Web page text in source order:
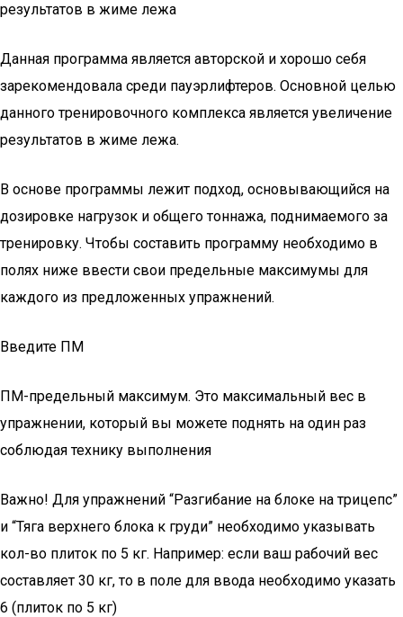
результатов в жиме лежа
Данная программа является авторской и хорошо себя
зарекомендовала среди пауэрлифтеров. Основной целью
данного тренировочного комплекса является увеличение
результатов в жиме лежа.
В основе программы лежит подход, основывающийся на
дозировке нагрузок и общего тоннажа, поднимаемого за
тренировку. Чтобы составить программу необходимо в
полях ниже ввести свои предельные максимумы для
каждого из предложенных упражнений.
Введите ПМ
ПМ-предельный максимум. Это максимальный вес в
упражнении, который вы можете поднять на один раз
соблюдая технику выполнения
Важно! Для упражнений “Разгибание на блоке на трицепс”
и “Тяга верхнего блока к груди” необходимо указывать
кол-во плиток по 5 кг. Например: если ваш рабочий вес
составляет 30 кг, то в поле для ввода необходимо указать
6 (плиток по 5 кг)